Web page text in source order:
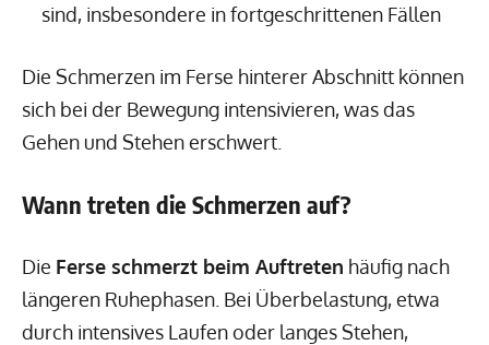
sind, insbesondere in fortgeschrittenen Fällen
Die Schmerzen im Ferse hinterer Abschnitt können
sich bei der Bewegung intensivieren, was das
Gehen und Stehen erschwert.
Wann treten die Schmerzen auf?
Die Ferse schmerzt beim Auftreten häufig nach
längeren Ruhephasen. Bei Überbelastung, etwa
durch intensives Laufen oder langes Stehen,